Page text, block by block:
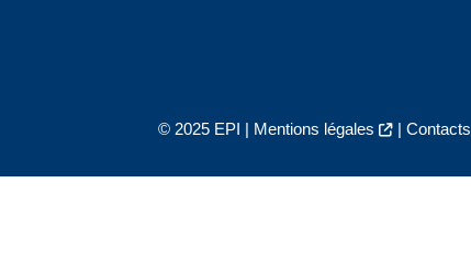
© 2025 EPI | Mentions légales | Contacts